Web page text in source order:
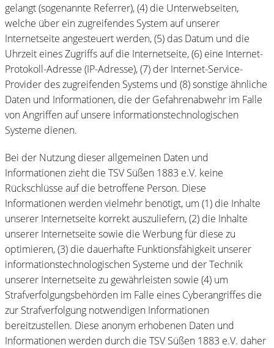
gelangt (sogenannte Referrer), (4) die Unterwebseiten,
welche über ein zugreifendes System auf unserer
Internetseite angesteuert werden, (5) das Datum und die
Uhrzeit eines Zugriffs auf die Internetseite, (6) eine Internet-
Protokoll-Adresse (IP-Adresse), (7) der Internet-Service-
Provider des zugreifenden Systems und (8) sonstige ähnliche
Daten und Informationen, die der Gefahrenabwehr im Falle
von Angriffen auf unsere informationstechnologischen
Systeme dienen.
Bei der Nutzung dieser allgemeinen Daten und
Informationen zieht die TSV Süßen 1883 e.V. keine
Rückschlüsse auf die betroffene Person. Diese
Informationen werden vielmehr benötigt, um (1) die Inhalte
unserer Internetseite korrekt auszuliefern, (2) die Inhalte
unserer Internetseite sowie die Werbung für diese zu
optimieren, (3) die dauerhafte Funktionsfähigkeit unserer
informationstechnologischen Systeme und der Technik
unserer Internetseite zu gewährleisten sowie (4) um
Strafverfolgungsbehörden im Falle eines Cyberangriffes die
zur Strafverfolgung notwendigen Informationen
bereitzustellen. Diese anonym erhobenen Daten und
Informationen werden durch die TSV Süßen 1883 e.V. daher